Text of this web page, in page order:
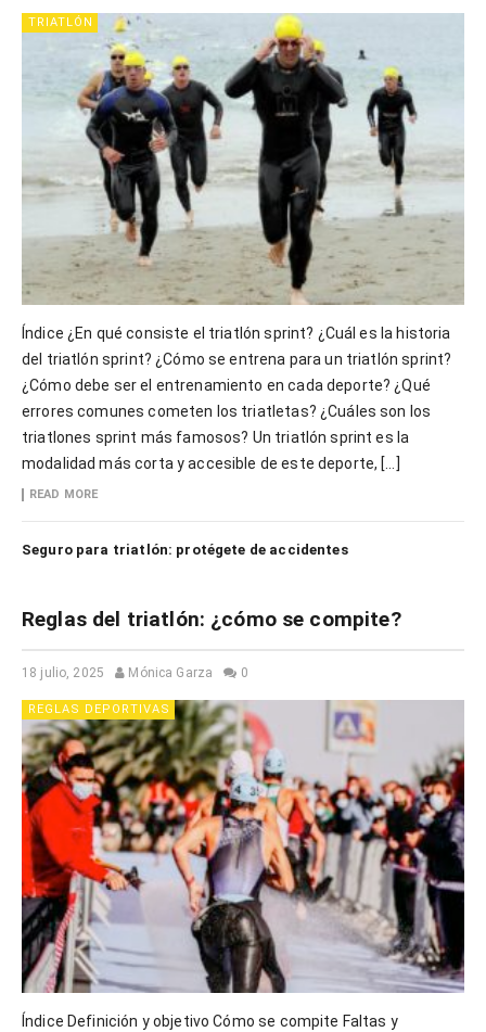
TRIATLÓN
Índice ¿En qué consiste el triatlón sprint? ¿Cuál es la historia
del triatlón sprint? ¿Cómo se entrena para un triatlón sprint?
¿Cómo debe ser el entrenamiento en cada deporte? ¿Qué
errores comunes cometen los triatletas? ¿Cuáles son los
triatlones sprint más famosos? Un triatlón sprint es la
modalidad más corta y accesible de este deporte, […]
READ MORE
Seguro para triatlón: protégete de accidentes
Reglas del triatlón: ¿cómo se compite?
18 julio, 2025 Mónica Garza 0
REGLAS DEPORTIVAS
Índice Definición y objetivo Cómo se compite Faltas y